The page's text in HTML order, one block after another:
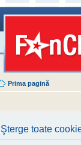
Prima pagină
Şterge toate